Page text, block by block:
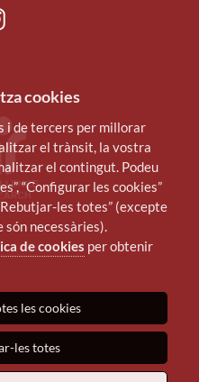
cookies
i de tercers per millorar
el trànsit, la vostra
el contingut. Podeu
“Configurar les cookies”
les totes” (excepte
són necessàries).
de cookies per obtenir
les cookies
les totes